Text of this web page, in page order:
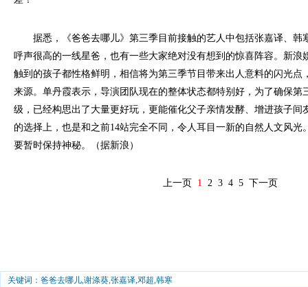
据悉，《爸爸去哪儿》第三季目前接触的艺人中包括张嘉译、韩
呼声很高的一线星爸，也有一些大家绝对没有想到的惊喜阵容。新浪
触到的孩子都性格鲜明，相信将为第三季节目带来出人意料的闪光点
来源。单丹霞表示，导演团队现在的整体状态都特别好，为了确保第
级，已经构思出了大量更好玩，更能催化父子亲情发酵、增进孩子间
的选择上，也是和之前14站完全不同，令人耳目一新的自然人文风光
要暂时保持神秘。（据新浪）
上一页 1 2 3 4 5 下一页
关键词：爸爸去哪儿,谢涤葵,张嘉译,邓超,韩寒